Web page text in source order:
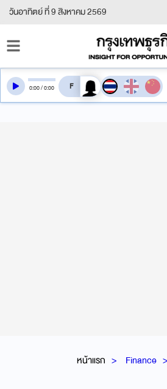
วันอาทิตย์ ที่ 9 สิงหาคม 2569
หน้าแรก Finance
0:00/0:00 สลับเสียงอ่าน